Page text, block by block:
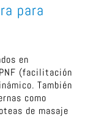
para
en
(facilitación
También
como
de masaje